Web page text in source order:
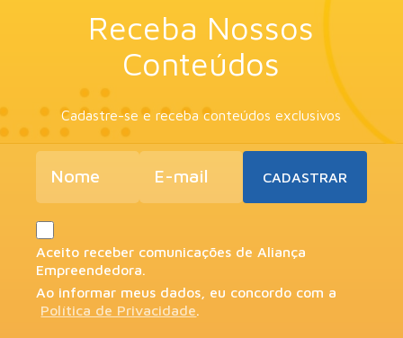
Receba Nossos
Conteúdos
Cadastre-se e receba conteúdos exclusivos
Aceito receber comunicações de Aliança
Empreendedora.
Ao informar meus dados, eu concordo com a
Política de Privacidade.